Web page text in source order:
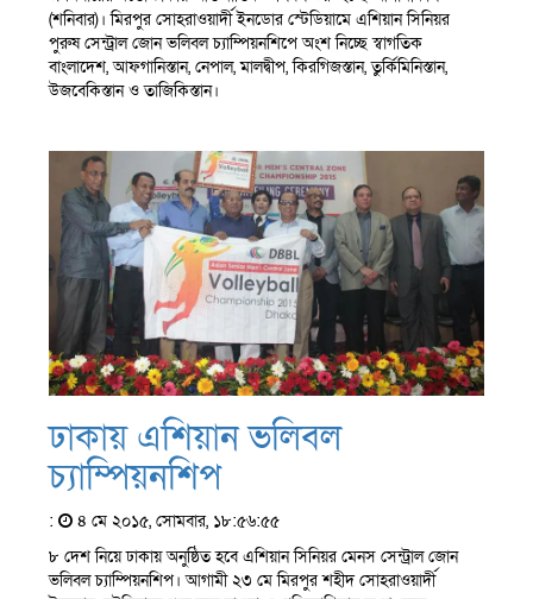
(শনিবার)। মিরপুর সোহরাওয়ার্দী ইনডোর স্টেডিয়ামে এশিয়ান সিনিয়র
পুরুষ সেন্ট্রাল জোন ভলিবল চ্যাম্পিয়নশিপে অংশ নিচ্ছে স্বাগতিক
বাংলাদেশ, আফগানিস্তান, নেপাল, মালদ্বীপ, কিরগিজস্তান, তুর্কিমিনিস্তান,
উজবেকিস্তান ও তাজিকিস্তান।
ঢাকায় এশিয়ান ভলিবল
চ্যাম্পিয়নশিপ
:
৪ মে ২০১৫, সোমবার, ১৮:৫৬:৫৫
৮ দেশ নিয়ে ঢাকায় অনুষ্ঠিত হবে এশিয়ান সিনিয়র মেনস সেন্ট্রাল জোন
ভলিবল চ্যাম্পিয়নশিপ। আগামী ২৩ মে মিরপুর শহীদ সোহরাওয়ার্দী